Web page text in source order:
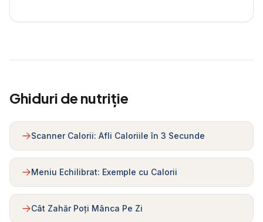
Ghiduri de nutriție
Scanner Calorii: Afli Caloriile în 3 Secunde
Meniu Echilibrat: Exemple cu Calorii
Cât Zahăr Poți Mânca Pe Zi